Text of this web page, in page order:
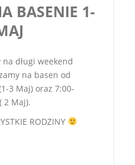
BASENIE 1-
długi weekend
na basen od
3 Maj) oraz 7:00-
2 Maj).
RODZINY